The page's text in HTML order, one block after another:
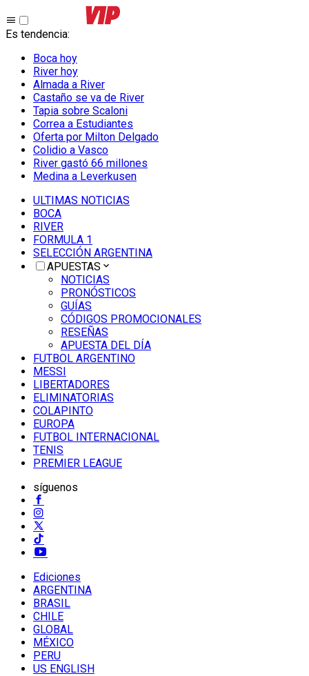
Es tendencia:
Boca hoy
River hoy
Almada a River
Castaño se va de River
Tapia sobre Scaloni
Correa a Estudiantes
Oferta por Milton Delgado
Colidio a Vasco
River gastó 66 millones
Medina a Leverkusen
ULTIMAS NOTICIAS
BOCA
RIVER
FORMULA 1
SELECCIÓN ARGENTINA
APUESTAS
NOTICIAS
PRONÓSTICOS
GUÍAS
CÓDIGOS PROMOCIONALES
RESEÑAS
APUESTA DEL DÍA
FUTBOL ARGENTINO
MESSI
LIBERTADORES
ELIMINATORIAS
COLAPINTO
EUROPA
FUTBOL INTERNACIONAL
TENIS
PREMIER LEAGUE
síguenos
Ediciones
ARGENTINA
BRASIL
CHILE
GLOBAL
MÉXICO
PERU
US ENGLISH